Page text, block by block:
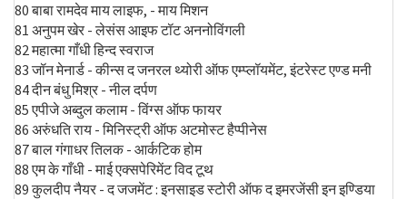
80 बाबा रामदेव माय लाइफ, - माय मिशन
81 अनुपम खेर - लेसंस आइफ टॉट अननोविंगली
82 महात्मा गाँधी हिन्द स्वराज
83 जॉन मेनार्ड - कीन्स द जनरल थ्योरी ऑफ एम्प्लॉयमेंट, इंटरेस्ट एण्ड मनी
84 दीन बंधु मिश्र - नील दर्पण
85 एपीजे अब्दुल कलाम - विंग्स ऑफ फायर
86 अरुंधति राय - मिनिस्ट्री ऑफ अटमोस्ट हैप्पीनेस
87 बाल गंगाधर तिलक - आर्कटिक होम
88 एम के गाँधी - माई एक्सपेरिमेंट विद टूथ
89 कुलदीप नैयर - द जजमेंट : इनसाइड स्टोरी ऑफ द इमरजेंसी इन इण्डिया